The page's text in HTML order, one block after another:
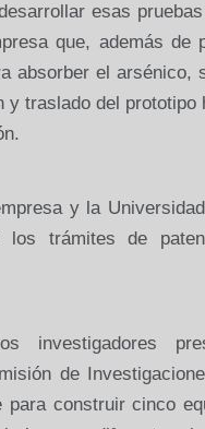
esas
que, además de
absorber el arsénico,
y traslado del prototipo
y la
los trámites de
investigadores
de
para construir cinco